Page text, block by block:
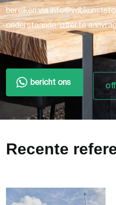
bereiken via
onderstaande 'offerte
bericht ons
Recente